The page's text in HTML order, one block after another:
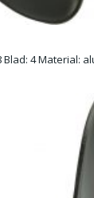
Blad: 4 Material: